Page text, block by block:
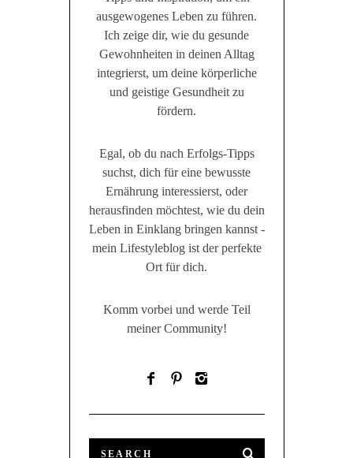
ausgewogenes Leben zu führen.
Ich zeige dir, wie du gesunde
Gewohnheiten in deinen Alltag
integrierst, um deine körperliche
und geistige Gesundheit zu
fördern.
Egal, ob du nach Erfolgs-Tipps
suchst, dich für eine bewusste
Ernährung interessierst, oder
herausfinden möchtest, wie du dein
Leben in Einklang bringen kannst -
mein Lifestyleblog ist der perfekte
Ort für dich.
Komm vorbei und werde Teil
meiner Community!